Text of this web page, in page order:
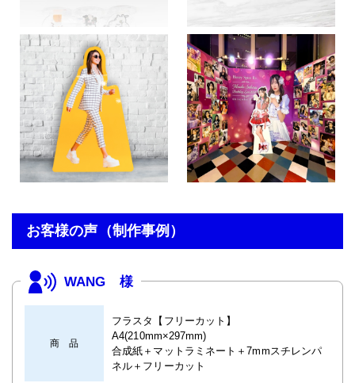
お客様の声（制作事例）
WANG 様
商 品
フラスタ【フリーカット】
A4(210mm×297mm)
合成紙＋マットラミネート＋7mmスチレンパ
ネル＋フリーカット